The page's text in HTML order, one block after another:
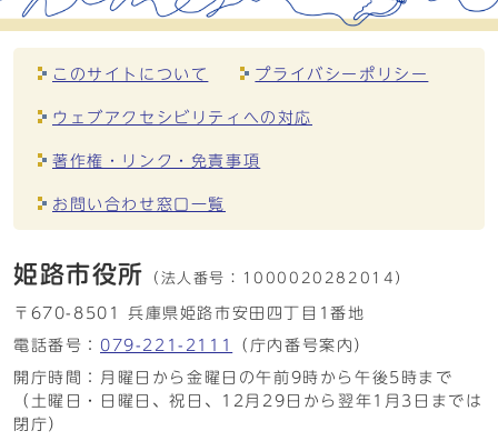
このサイトについて プライバシーポリシー
ウェブアクセシビリティへの対応
著作権・リンク・免責事項
お問い合わせ窓口一覧
姫路市役所 （法人番号： 1000020282014）
〒670-8501 兵庫県姫路市安田四丁目1番地
電話番号： 079-221-2111
（庁内番号案内）
開庁時間：月曜日から金曜日の午前9時から午後5時まで
（土曜日・日曜日、祝日、12月29日から翌年1月3日までは
閉庁）